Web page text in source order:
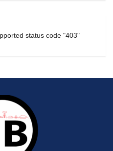
status code "403"